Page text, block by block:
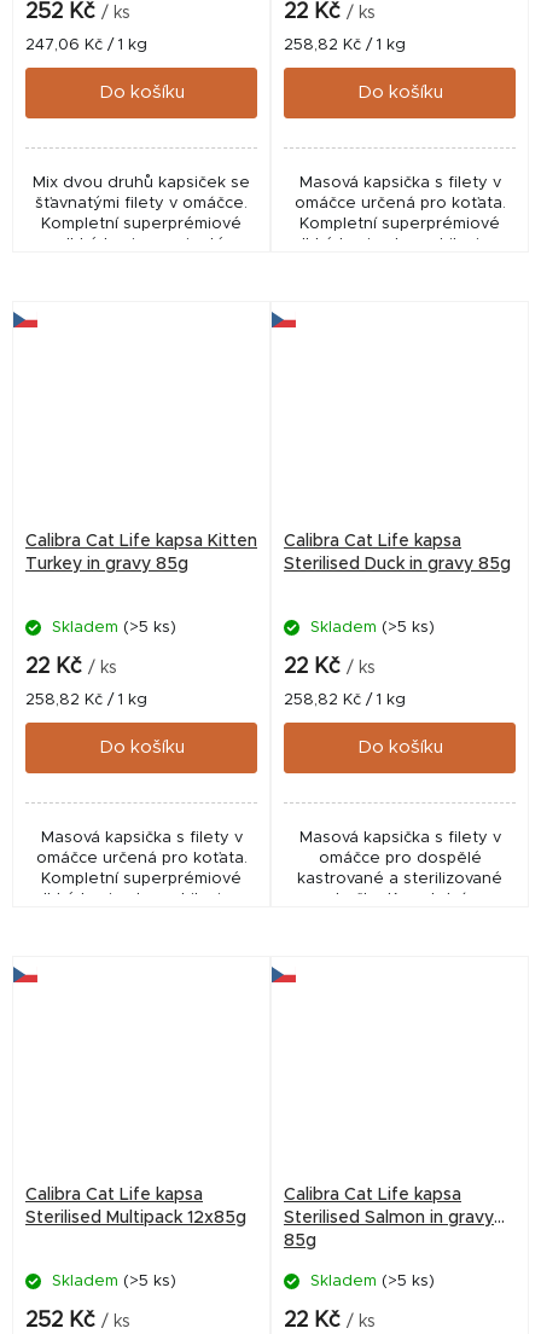
252 Kč / ks
Měrná
cena:
247,06 Kč / 1 kg
Do košíku
Mix dvou druhů kapsiček se
šťavnatými filety v omáčce.
Kompletní superprémiové
22 Kč / ks
Měrná
cena:
258,82 Kč / 1 kg
Do košíku
Masová kapsička s filety v
omáčce určená pro koťata.
Kompletní superprémiové
Calibra Cat Life kapsa Kitten
Turkey in gravy 85g
Skladem (>5 ks)
22 Kč / ks
Měrná
cena:
258,82 Kč / 1 kg
Do košíku
Masová kapsička s filety v
omáčce určená pro koťata.
Kompletní superprémiové
vlhké krmivo bez obilovin, s
Calibra Cat Life kapsa
Sterilised Duck in gravy 85g
Skladem (>5 ks)
22 Kč / ks
Měrná
cena:
258,82 Kč / 1 kg
Do košíku
Masová kapsička s filety v
omáčce pro dospělé
kastrované a sterilizované
kočky. Kompletní
Calibra Cat Life kapsa
Sterilised Multipack 12x85g
Skladem (>5 ks)
252 Kč / ks
Calibra Cat Life kapsa
Sterilised Salmon in gravy
85g
Skladem (>5 ks)
22 Kč / ks